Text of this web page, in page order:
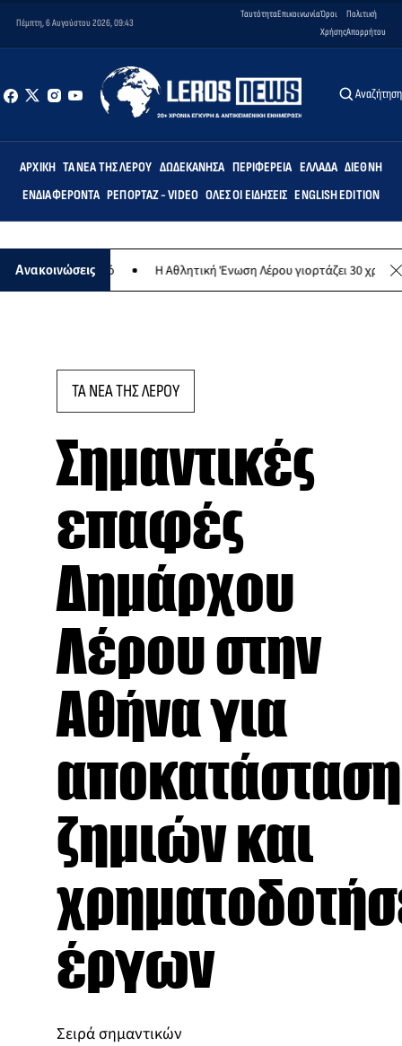
Πέμπτη, 6 Αυγούστου 2026, 09:43
ΤαυτότηταΕπικοινωνίαΌροι
Χρήσης
Πολιτική
Απορρήτου
Αναζήτηση
ΑΡΧΙΚΉ ΤΑ ΝΈΑ ΤΗΣ ΛΈΡΟΥ ΔΩΔΕΚΆΝΗΣΑ ΠΕΡΙΦΈΡΕΙΑ ΕΛΛΆΔΑ ΔΙΕΘΝΉ
ΕΝΔΙΑΦΈΡΟΝΤΑ ΡΕΠΟΡΤΆΖ - VIDEO ΌΛΕΣ ΟΙ ΕΙΔΉΣΕΙΣ ENGLISH EDITION
Ανακοινώσεις
σκοπό Η Αθλητική Ένωση Λέρου γιορτάζει 30 χρόνια
ΤΑ ΝΕΑ ΤΗΣ ΛΕΡΟΥ
Σημαντικές
επαφές
Δημάρχου
Λέρου στην
Αθήνα για
αποκατάσταση
ζημιών και
έργων
Σειρά σημαντικών